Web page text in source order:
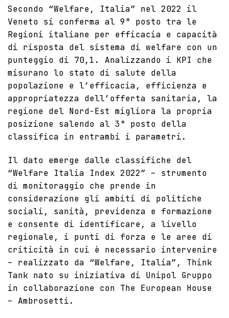
Secondo “Welfare, Italia” nel 2022 il
Veneto si conferma al 9° posto tra le
Regioni italiane per efficacia e capacità
di risposta del sistema di welfare con un
punteggio di 70,1. Analizzando i KPI che
misurano lo stato di salute della
popolazione e l’efficacia, efficienza e
appropriatezza dell’offerta sanitaria, la
regione del Nord-Est migliora la propria
posizione salendo al 3° posto della
classifica in entrambi i parametri.
Il dato emerge dalle classifiche del
“Welfare Italia Index 2022” – strumento
di monitoraggio che prende in
considerazione gli ambiti di politiche
sociali, sanità, previdenza e formazione
e consente di identificare, a livello
regionale, i punti di forza e le aree di
criticità in cui è necessario intervenire
– realizzato da “Welfare, Italia”, Think
Tank nato su iniziativa di Unipol Gruppo
in collaborazione con The European House
– Ambrosetti.